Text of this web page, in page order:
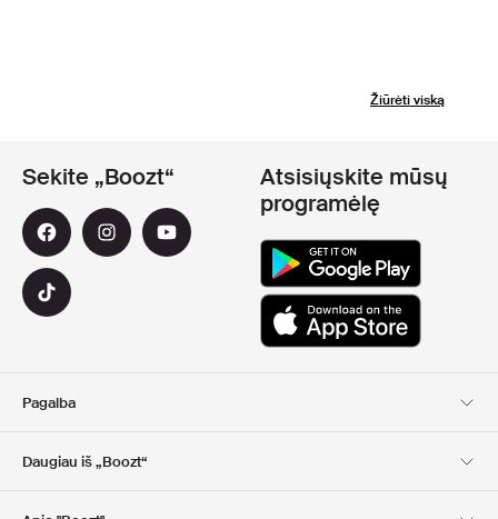
Žiūrėti viską
Pagalba
Daugiau iš „Boozt“
Sekite „Boozt“
Atsisiųskite mūsų
programėlę